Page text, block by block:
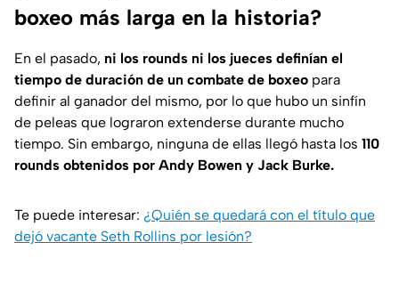
boxeo más larga en la historia?
En el pasado, ni los rounds ni los jueces definían el
tiempo de duración de un combate de boxeo para
definir al ganador del mismo, por lo que hubo un sinfín
de peleas que lograron extenderse durante mucho
tiempo. Sin embargo, ninguna de ellas llegó hasta los 110
rounds obtenidos por Andy Bowen y Jack Burke.
Te puede interesar: ¿Quién se quedará con el título que
dejó vacante Seth Rollins por lesión?